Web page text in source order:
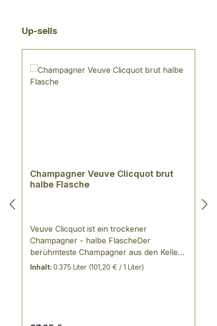
Produktgalerie überspringen
Up-sells
Champagner Veuve Clicquot brut
halbe Flasche
Veuve Clicquot ist ein trockener
Champagner - halbe FlascheDer
berühmteste Champagner aus den Kellern
von Veuve Clicquot. Eine ausgewogene
Eleganz, seine ausgeprägte Struktur,
Inhalt: 0.375 Liter (101,20 € / 1 Liter)